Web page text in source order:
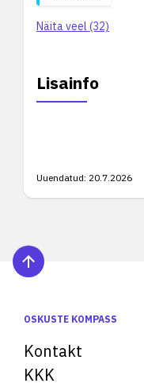
Näita veel (32)
Lisainfo
Uuendatud: 20.7.2026
OSKUSTE KOMPASS
Kontakt
KKK